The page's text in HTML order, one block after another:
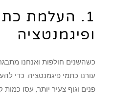
1. העלמת
ופיגמנטציה
כשהשנים חולפות ואנחנו
עורנו כתמי פיגמנטציה. כדי
פנים וגוף צעיר יותר, עסו